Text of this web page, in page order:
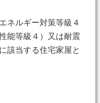
ネルギー対策等級４
能等級４）又は耐震
該当する住宅家屋と